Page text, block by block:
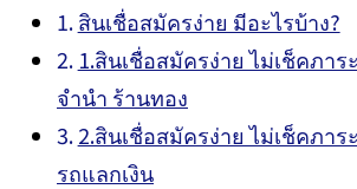
สินเชื่อสมัครง่าย มีอะไรบ้าง?
1.สินเชื่อสมัครง่าย ไม่เช็คภาร
จำนำ ร้านทอง
2.สินเชื่อสมัครง่าย ไม่เช็คภาร
รถแลกเงิน